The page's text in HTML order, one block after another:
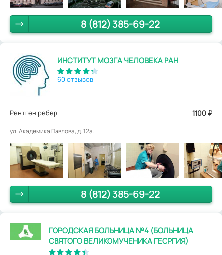
8 (812) 385-69-22
ИНСТИТУТ МОЗГА ЧЕЛОВЕКА РАН
60 отзывов
Рентген ребер 1100 ₽
ул. Академика Павлова, д. 12а.
8 (812) 385-69-22
ГОРОДСКАЯ БОЛЬНИЦА №4 (БОЛЬНИЦА
СВЯТОГО ВЕЛИКОМУЧЕНИКА ГЕОРГИЯ)